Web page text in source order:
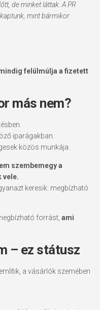
de minket láttak. A PR
mint bármikor
felülmúlja a fizetett
más nem?
iparágakban.
közös munkája.
szembemegy a
vele.
keresik: megbízható
forrást, ami
– ez státusz
a vásárlók szemében